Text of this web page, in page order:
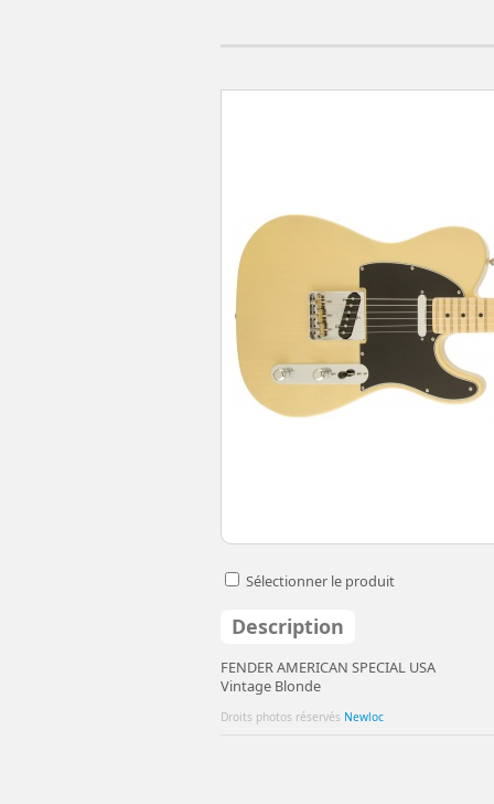
Sélectionner le produit
Description
FENDER AMERICAN SPECIAL USA
Vintage Blonde
Droits photos réservés Newloc